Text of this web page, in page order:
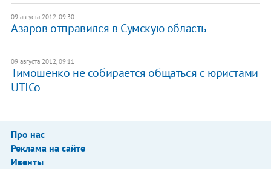
09 августа 2012, 09:30
Азаров отправился в Сумскую область
09 августа 2012, 09:11
Тимошенко не собирается общаться с юристами
UTICo
Про нас
Реклама на сайте
Ивенты